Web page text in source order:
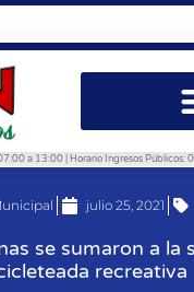
a 13:00 | Horario Ingresos Públicos:
julio 25, 2021
se sumaron a la
recreativa